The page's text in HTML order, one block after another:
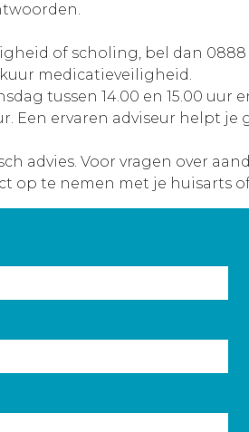
of scholing, bel dan
medicatieveiligheid.
tussen 14.00 en 15.00 uur
Een ervaren adviseur helpt je
advies. Voor vragen over
op te nemen met je huisarts